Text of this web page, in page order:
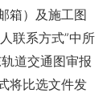
箱）及施工图
联系方式”中所
道交通图审报
将比选文件发